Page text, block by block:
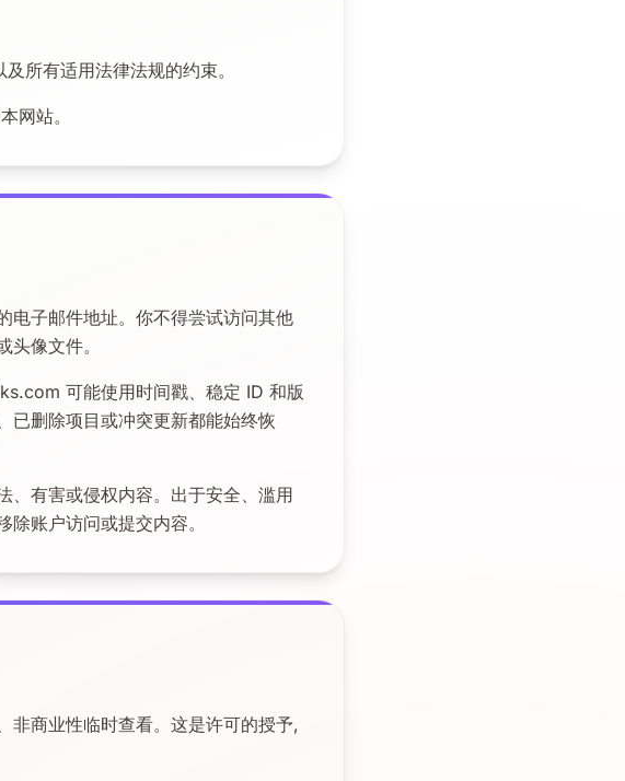
所有适用法律法规的约束。
网站。
电子邮件地址。你不得尝试访问其他
像文件。
可能使用时间戳、稳定 ID 和版
已删除项目或冲突更新都能始终恢
、有害或侵权内容。出于安全、滥用
账户访问或提交内容。
非商业性临时查看。这是许可的授予,